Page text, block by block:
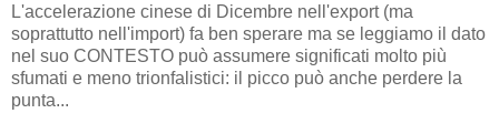
L'accelerazione cinese di Dicembre nell'export (ma
soprattutto nell'import) fa ben sperare ma se leggiamo il dato
nel suo CONTESTO può assumere significati molto più
sfumati e meno trionfalistici: il picco può anche perdere la
punta...